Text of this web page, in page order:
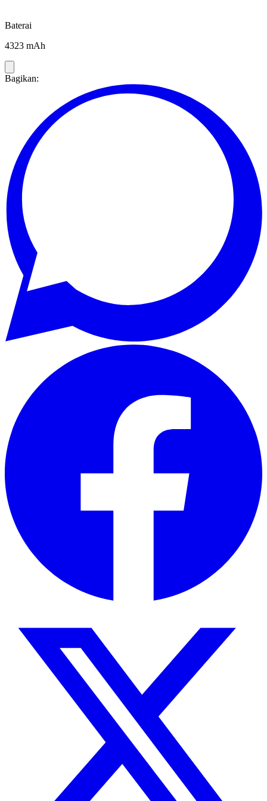
Baterai
4323 mAh
Bagikan: